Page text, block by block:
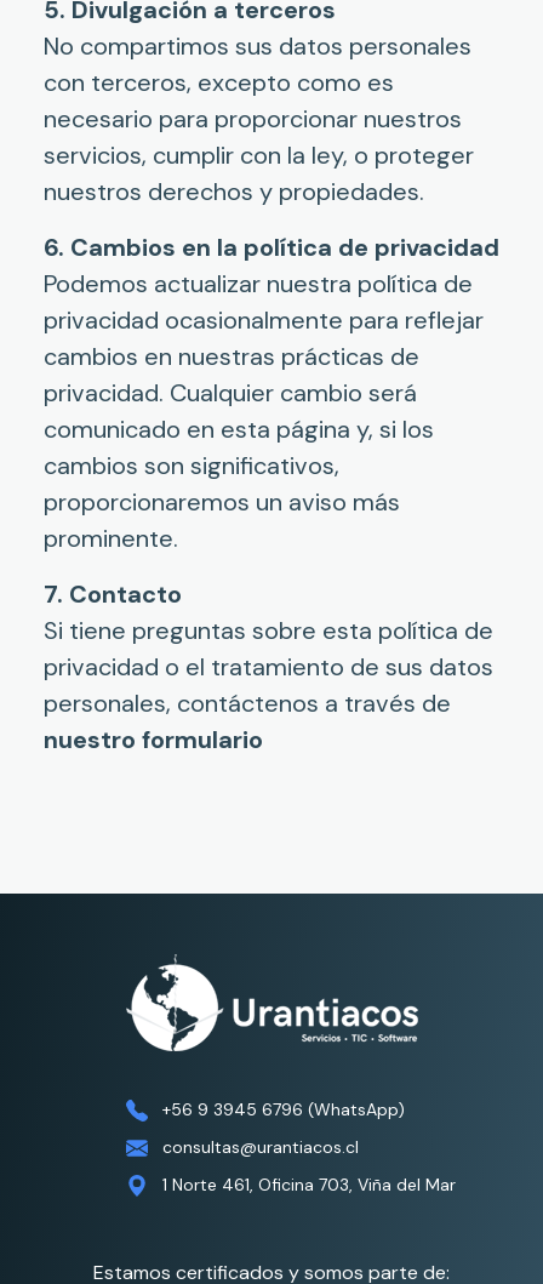
5. Divulgación a terceros
No compartimos sus datos personales
con terceros, excepto como es
necesario para proporcionar nuestros
servicios, cumplir con la ley, o proteger
nuestros derechos y propiedades.
6. Cambios en la política de privacidad
Podemos actualizar nuestra política de
privacidad ocasionalmente para reflejar
cambios en nuestras prácticas de
privacidad. Cualquier cambio será
comunicado en esta página y, si los
cambios son significativos,
proporcionaremos un aviso más
prominente.
7. Contacto
Si tiene preguntas sobre esta política de
privacidad o el tratamiento de sus datos
personales, contáctenos a través de
nuestro formulario
+56 9 3945 6796 (WhatsApp)
consultas@urantiacos.cl
1 Norte 461, Oficina 703, Viña del Mar
Estamos certificados y somos parte de: